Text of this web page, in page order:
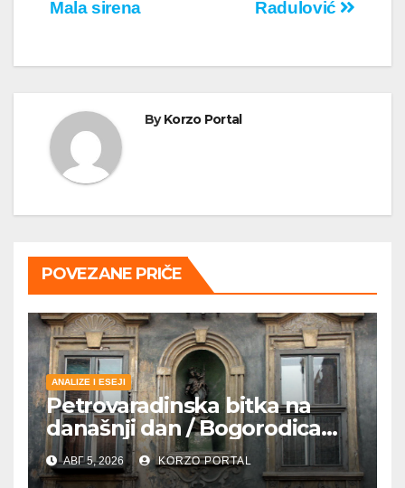
Radulović
Mala sirena
ByKorzo Portal
POVEZANE PRIČE
ANALIZE I ESEJI
Petrovaradinska bitka na
današnji dan / Bogorodica
pobednica u
petrovaradinskom Podgrađu
АВГ 5, 2026 KORZO PORTAL